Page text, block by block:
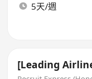
5天/週
[Leading